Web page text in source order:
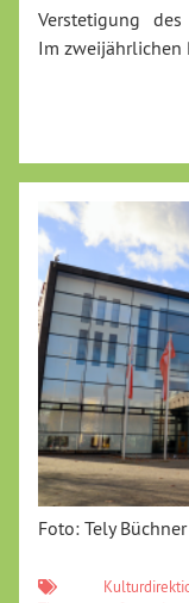
Verstetigung
Im zweijährlichen
Foto: Tely